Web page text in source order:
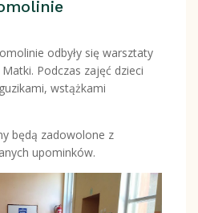
odbyły się warsztaty
Podczas zajęć dzieci
wstążkami
będą zadowolone z
upominków.